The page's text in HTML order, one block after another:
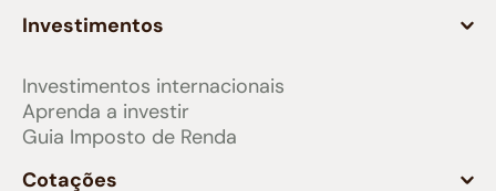
Investimentos
Investimentos internacionais
Aprenda a investir
Guia Imposto de Renda
Cotações